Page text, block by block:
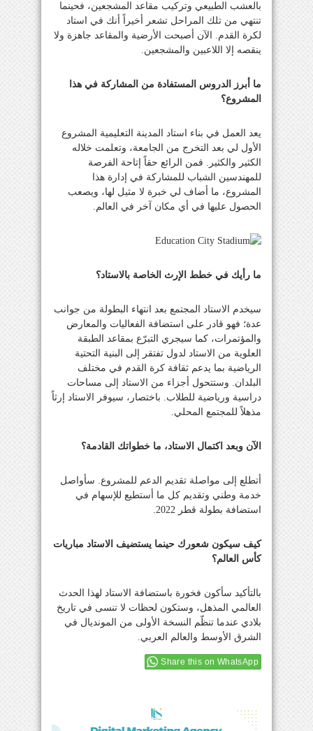
بالعشب الطبيعي وتركيب مقاعد المشجعين، فحينما
تنتهي من تلك المراحل تشعر أخيراً أنك في استاد
لكرة القدم. الآن أصبحت الأرضية والمقاعد جاهزة ولا
ينقصه إلا اللاعبين والمشجعين.
ما أبرز الدروس المستفادة من المشاركة في هذا
المشروع؟
يعد العمل في بناء استاد المدينة التعليمية المشروع
الأول لي بعد التخرج من الجامعة، وتعلمت خلاله
الكثير والكثير. فمن الرائع حقاً إتاحة الفرصة
للمهندسين الشباب للمشاركة في إدارة هذا
المشروع، ما أضاف لي خبرة لا مثيل لها، ويصعب
الحصول عليها في أي مكان آخر في العالم.
ما رأيك في خطط الإرث الخاصة بالاستاد؟
سيخدم الاستاد المجتمع بعد انتهاء البطولة من جوانب
عدة؛ فهو قادر على استضافة الفعاليات والمعارض
والمؤتمرات، كما سيجري التبرّع بمقاعد الطبقة
العلوية من الاستاد لدول تفتقر إلى البنية التحتية
الرياضية بما يدعم ثقافة كرة القدم في مختلف
البلدان. وستتحول أجزاء من الاستاد إلى مساحات
دراسية ورياضية للطلاب. باختصار، سيوفر الاستاد إرثاً
مذهلاً للمجتمع المحلي.
الآن وبعد اكتمال الاستاد، ما خطواتك القادمة؟
أتطلع إلى مواصلة تقديم الدعم للمشروع. سأواصل
خدمة وطني وتقديم كل ما أستطيع للإسهام في
استضافة بطولة قطر 2022.
كيف سيكون شعورك حينما يستضيف الاستاد مباريات
كأس العالم؟
بالتأكيد سأكون فخورة باستضافة الاستاد لهذا الحدث
العالمي المذهل، وستكون لحظات لا تنسى في تاريخ
بلادي عندما تنظّم النسخة الأولى من المونديال في
الشرق الأوسط والعالم العربي.
Share this on WhatsApp